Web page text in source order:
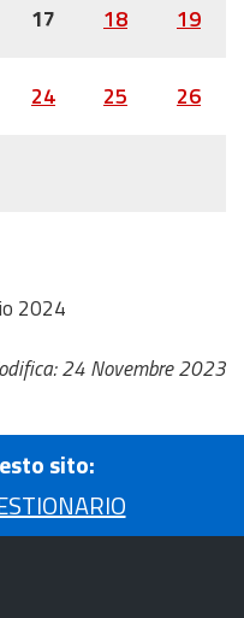
17 18 19
24 25 26
2024
24 Novembre 2023
sito: